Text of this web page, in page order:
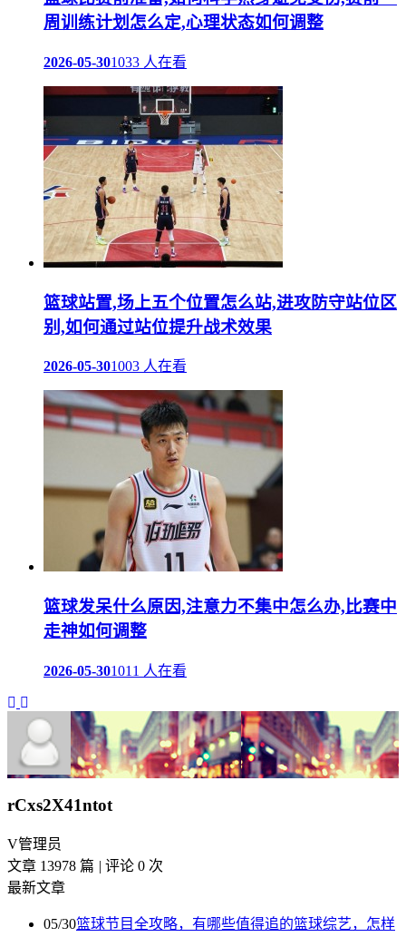
周训练计划怎么定,心理状态如何调整
2026-05-301033 人在看
篮球站置,场上五个位置怎么站,进攻防守站位区
别,如何通过站位提升战术效果
2026-05-301003 人在看
篮球发呆什么原因,注意力不集中怎么办,比赛中
走神如何调整
2026-05-301011 人在看
rCxs2X41ntot
V管理员
文章 13978 篇 | 评论 0 次
最新文章
05/30篮球节目全攻略，有哪些值得追的篮球综艺，怎样